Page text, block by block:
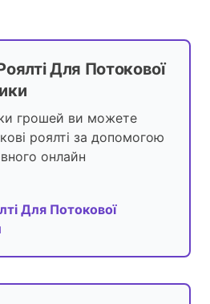
Для Потокової
грошей ви можете
роялті за допомогою
онлайн
Для Потокової